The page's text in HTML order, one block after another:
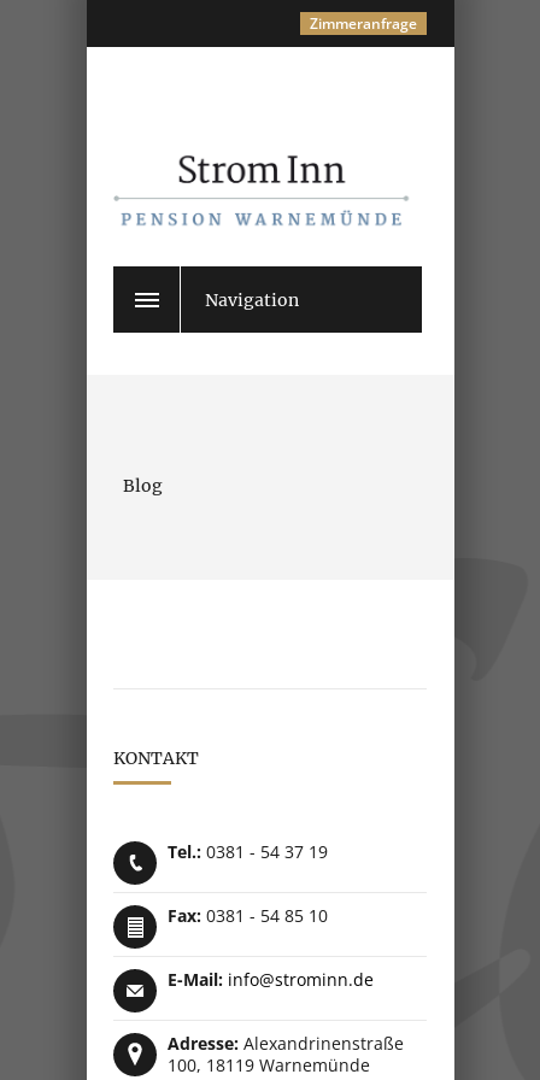
Zimmeranfrage
Navigation
Blog
KONTAKT
Tel.: 0381 - 54 37 19
Fax: 0381 - 54 85 10
E-Mail: info@strominn.de
Adresse: Alexandrinenstraße
100, 18119 Warnemünde